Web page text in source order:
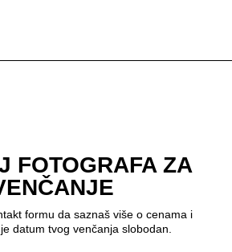
FOTOGRAFA ZA
formu da saznaš više o cenama i
datum tvog venčanja slobodan.